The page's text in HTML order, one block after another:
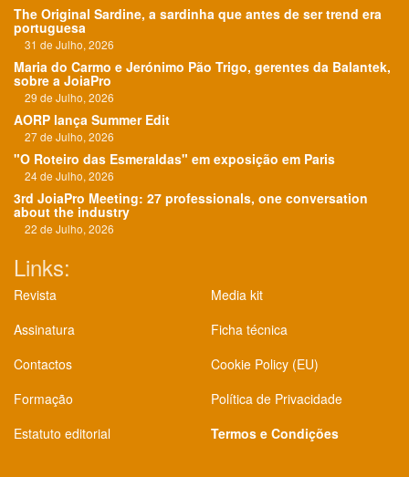
The Original Sardine, a sardinha que antes de ser trend era
portuguesa
31 de Julho, 2026
Maria do Carmo e Jerónimo Pão Trigo, gerentes da Balantek,
sobre a JoiaPro
29 de Julho, 2026
AORP lança Summer Edit
27 de Julho, 2026
"O Roteiro das Esmeraldas" em exposição em Paris
24 de Julho, 2026
3rd JoiaPro Meeting: 27 professionals, one conversation
about the industry
22 de Julho, 2026
Links:
Revista
Assinatura
Contactos
Formação
Estatuto editorial
Media kit
Ficha técnica
Cookie Policy (EU)
Política de Privacidade
Termos e Condições